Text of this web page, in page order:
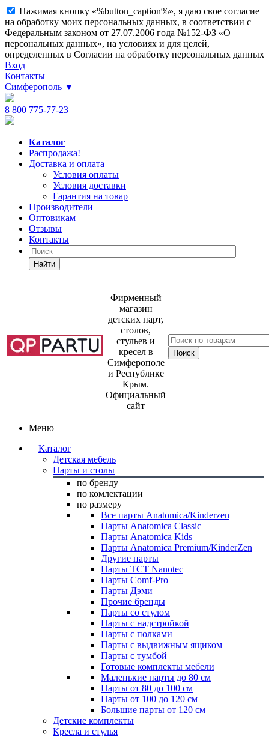
Нажимая кнопку «%button_caption%», я даю свое согласие
на обработку моих персональных данных, в соответствии с
Федеральным законом от 27.07.2006 года №152-ФЗ «О
персональных данных», на условиях и для целей,
определенных в Согласии на обработку персональных данных
Вход
Контакты
Симферополь ▼
8 800 775-77-23
Каталог
Распродажа!
Доставка и оплата
Условия оплаты
Условия доставки
Гарантия на товар
Производители
Оптовикам
Отзывы
Контакты
Найти
Фирменный
магазин
детских парт,
столов,
стульев и
кресел в
Симферополе
и Республике
Крым.
Официальный
сайт
Меню
Каталог
Детская мебель
Парты и столы
по бренду
по комлектации
по размеру
Все парты Anatomica/Kinderzen
Парты Anatomica Classic
Парты Anatomica Kids
Парты Anatomica Premium/KinderZen
Другие парты
Парты TCT Nanotec
Парты Comf-Pro
Парты Дэми
Прочие бренды
Парты со стулом
Парты с надстройкой
Парты с полками
Парты с выдвижным ящиком
Парты с тумбой
Готовые комплекты мебели
Маленькие парты до 80 см
Парты от 80 до 100 см
Парты от 100 до 120 см
Большие парты от 120 см
Детские комплекты
Кресла и стулья